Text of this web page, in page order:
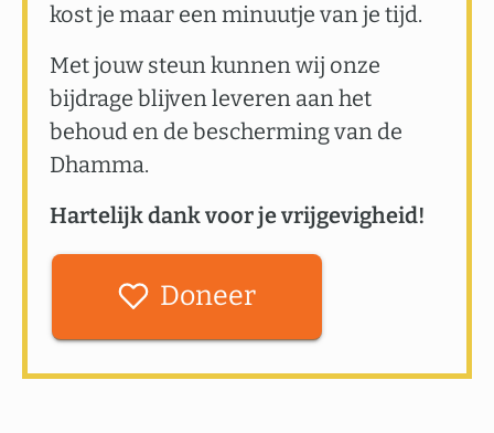
kost je maar een minuutje van je tijd.
Met jouw steun kunnen wij onze
bijdrage blijven leveren aan het
behoud en de bescherming van de
Dhamma.
Hartelijk dank voor je vrijgevigheid!
Doneer